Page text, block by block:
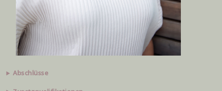
Abschlüsse